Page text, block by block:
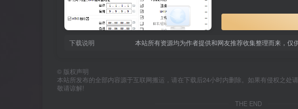
下载说明 本站所有资源均为作者提供和网友推荐收集整理而来，仅
© 版权声明
本站所发布的全部内容源于互联网搬运，请在下载后24小时内删除。如果有侵权之处
敬请谅解!
THE END